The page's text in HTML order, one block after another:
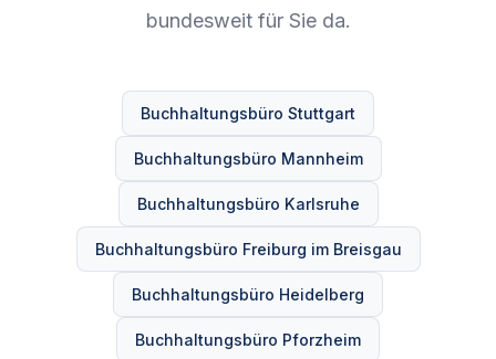
bundesweit für Sie da.
Buchhaltungsbüro Stuttgart
Buchhaltungsbüro Mannheim
Buchhaltungsbüro Karlsruhe
Buchhaltungsbüro Freiburg im Breisgau
Buchhaltungsbüro Heidelberg
Buchhaltungsbüro Pforzheim